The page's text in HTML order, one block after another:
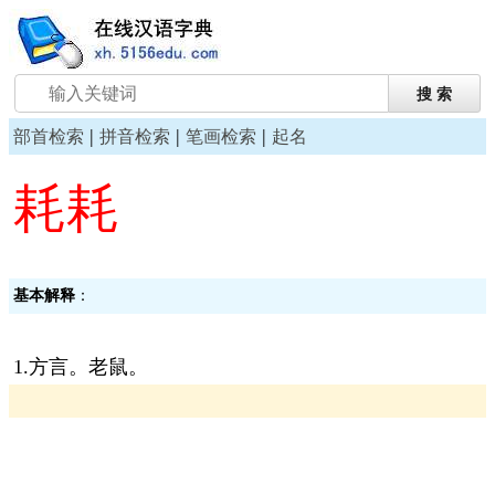
部首检索 | 拼音检索 | 笔画检索 | 起名
耗耗
基本解释 ：
1.方言。老鼠。